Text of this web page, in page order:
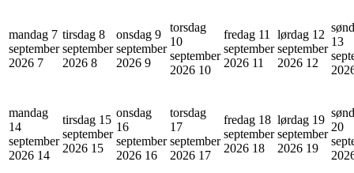
mandag 7
september
2026 7
tirsdag 8
september
2026 8
onsdag 9
september
2026 9
torsdag
10
september
2026 10
fredag 11
september
2026 11
lørdag 12
september
2026 12
13
mandag
14
september
2026 14
tirsdag 15
september
2026 15
onsdag
16
september
2026 16
torsdag
17
september
2026 17
fredag 18
september
2026 18
lørdag 19
september
2026 19
20